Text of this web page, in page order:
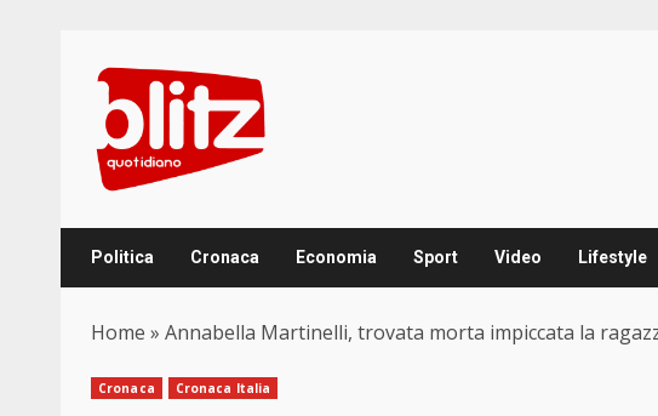
content
Politica Cronaca Economia Sport Video Lifestyle
Home » Annabella Martinelli, trovata morta impiccata la
Cronaca Cronaca Italia